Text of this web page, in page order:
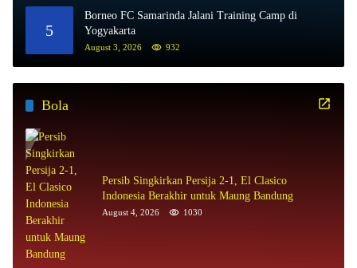
5
Borneo FC Samarinda Jalani Training Camp di
Yogyakarta
August 3, 2026 932
Bola
Persib Singkirkan Persija 2-1, El Clasico
Indonesia Berakhir untuk Maung Bandung
August 4, 2026 1030